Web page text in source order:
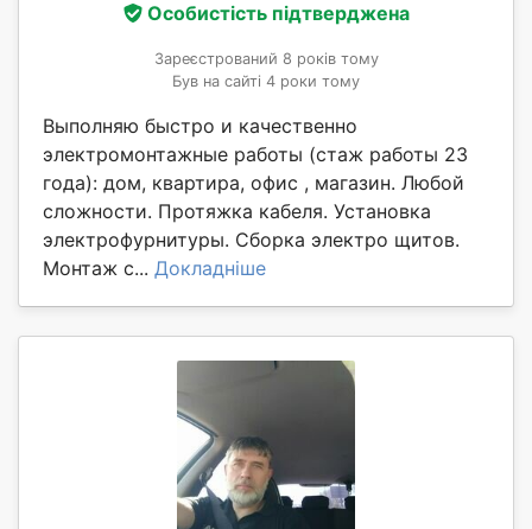
Особистість підтверджена
Зареєстрований 8 років тому
Був на сайті 4 роки тому
Выполняю быстро и качественно
электромонтажные работы (стаж работы 23
года): дом, квартира, офис , магазин. Любой
сложности. Протяжка кабеля. Установка
электрофурнитуры. Сборка электро щитов.
Монтаж с... Докладніше